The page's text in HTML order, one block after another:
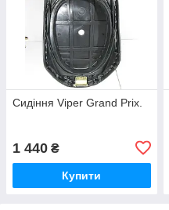
Сидіння Viper Grand Prix.
1 440 ₴
Купити